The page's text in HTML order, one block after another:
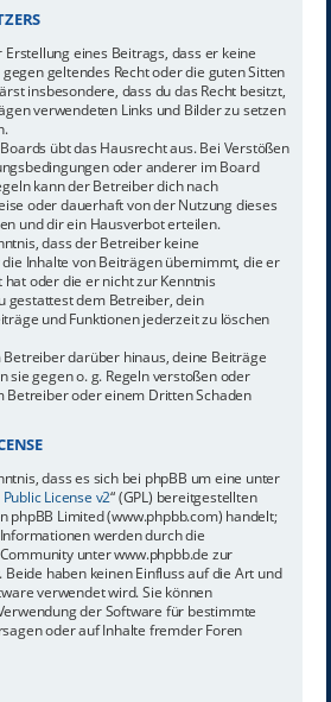
eines Beitrags, dass er keine
geltendes Recht oder die guten Sitten
insbesondere, dass du das Recht besitzt,
verwendeten Links und Bilder zu setzen
übt das Hausrecht aus. Bei Verstößen
oder anderer im Board
kann der Betreiber dich nach
oder dauerhaft von der Nutzung dieses
und dir ein Hausverbot erteilen.
dass der Betreiber keine
Inhalte von Beiträgen übernimmt, die er
oder die er nicht zur Kenntnis
gestattest dem Betreiber, dein
und Funktionen jederzeit zu löschen
darüber hinaus, deine Beiträge
sie gegen o. g. Regeln verstoßen oder
Betreiber oder einem Dritten Schaden
dass es sich bei phpBB um eine unter
License v2“ (GPL) bereitgestellten
phpBB Limited (www.phpbb.com) handelt;
werden durch die
unter www.phpbb.de zur
haben keinen Einfluss auf die Art und
verwendet wird. Sie können
der Software für bestimmte
oder auf Inhalte fremder Foren